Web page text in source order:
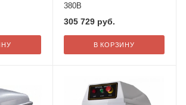
380В
305 729руб.
В КОРЗИНУ